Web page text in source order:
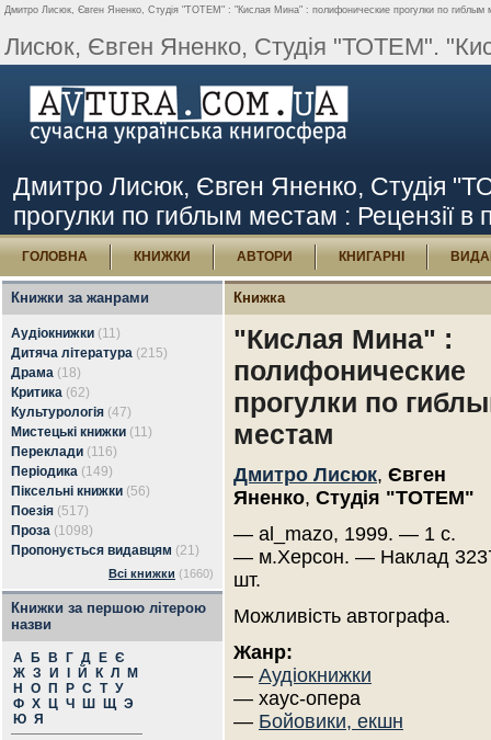
Дмитро Лисюк, Євген Яненко, Студія "ТОТЕМ" : "Кислая Мина" : полифонические прогулки по гиблым
Лисюк, Євген Яненко, Студія "ТОТЕМ".
Дмитро Лисюк, Євген Яненко, Студія
прогулки по гиблым местам : Рецензії в
ГОЛОВНА КНИЖКИ АВТОРИ КНИГАРНІ
Книжки за жанрами
Аудіокнижки (11)
Дитяча література (215)
Драма (18)
Критика (62)
Культурологія (47)
Мистецькі книжки (11)
Переклади (116)
Періодика (149)
Піксельні книжки (56)
Поезія (517)
Проза (1098)
Пропонується видавцям (21)
Всі книжки (1660)
Книжки за першою літерою
назви
А Б В Г Д Е Є
Ж З И Й К Л
М
Н
О П Р С Т У
Ф Х Ц Ч Ш Щ Э
Ю Я
Книжка
"Кислая Мина" :
полифонические
прогулки по
местам
Дмитро Лисюк, Євген
Яненко, Студія "ТОТЕМ"
— al_mazo, 1999. — 1 с.
— м.Херсон. — Наклад
шт.
Можливість автографа.
Жанр:
— Аудіокнижки
— хаус-опера
— Бойовики, екшн